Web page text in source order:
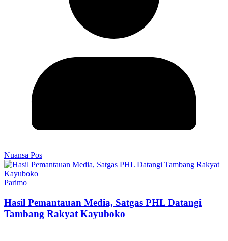
Nuansa Pos
Parimo
Hasil Pemantauan Media, Satgas PHL Datangi
Tambang Rakyat Kayuboko